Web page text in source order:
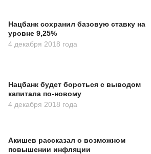
Нацбанк сохранил базовую ставку на
уровне 9,25%
4 декабря 2018 года
Нацбанк будет бороться с выводом
капитала по-новому
4 декабря 2018 года
Акишев рассказал о возможном
повышении инфляции